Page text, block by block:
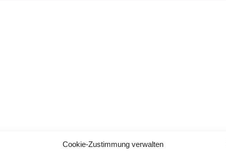
Cookie-Zustimmung verwalten